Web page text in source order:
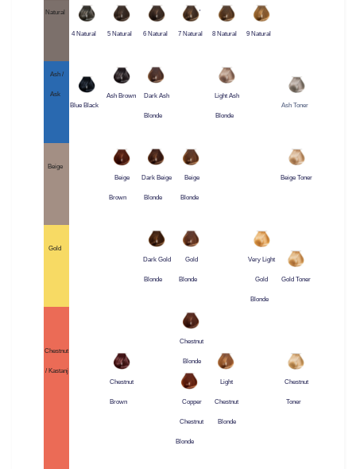
Natural
4 Natural 5 Natural 6 Natural
'
7 Natural 8 Natural 9 Natural
Ash /
Ask
Blue Black
Ash Brown Dark Ash
Blonde
Light Ash
Blonde
Ash Toner
Beige
Beige
Brown
Dark Beige
Blonde
Beige
Blonde
Beige Toner
Gold
Dark Gold
Blonde
Gold
Blonde
Very Light
Gold
Blonde
Gold Toner
Chestnut
/ Kastanj
Chestnut
Brown
Chestnut
Blonde
Copper
Chestnut
Blonde
Light
Chestnut
Blonde
Chestnut
Toner